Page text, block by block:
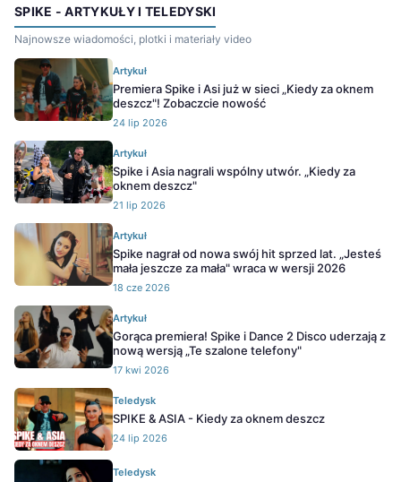
SPIKE - ARTYKUŁY I TELEDYSKI
Najnowsze wiadomości, plotki i materiały video
Artykuł
Premiera Spike i Asi już w sieci „Kiedy za oknem
deszcz"! Zobaczcie nowość
24 lip 2026
Artykuł
Spike i Asia nagrali wspólny utwór. „Kiedy za
oknem deszcz"
21 lip 2026
Artykuł
Spike nagrał od nowa swój hit sprzed lat. „Jesteś
mała jeszcze za mała" wraca w wersji 2026
18 cze 2026
Artykuł
Gorąca premiera! Spike i Dance 2 Disco uderzają z
nową wersją „Te szalone telefony"
17 kwi 2026
Teledysk
SPIKE & ASIA - Kiedy za oknem deszcz
24 lip 2026
Teledysk